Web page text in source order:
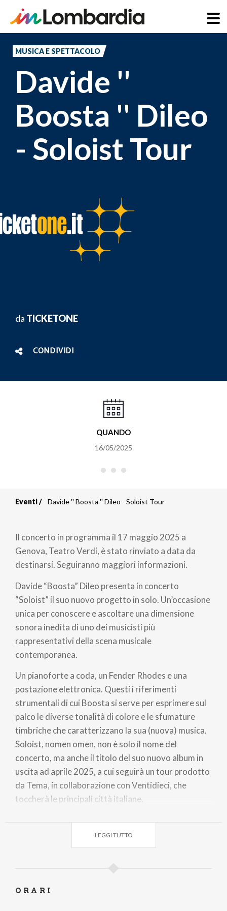
principale
MUSICA E SPETTACOLO
Davide ''
Boosta '' Dileo
- Soloist Tour
da TICKETONE
CONDIVIDI
QUANDO
16/05/2025
di
pane
Eventi Davide '' Boosta '' Dileo - Soloist Tour
Il concerto in programma il 17 maggio 2025 a
Genova, Teatro Verdi, è stato rinviato a data da
destinarsi. Seguiranno maggiori informazioni.
Davide “Boosta” Dileo presenta in concerto
“Soloist” il suo nuovo progetto in solo. Un’occasione
unica per conoscere e ascoltare una dimensione
sonora inedita di uno dei musicisti più
rappresentativi della scena musicale
contemporanea.
Un pianoforte a coda, un Fender Rhodes e una
postazione elettronica. Questi i riferimenti
strumentali di cui Boosta si serve per esprimere sul
palco le diverse tonalità di colore e le sfumature
timbriche che caratterizzano la sua (nuova) musica.
Soloist, nomen omen, non è solo il nome del
concerto, ma anche il titolo del suo nuovo album in
uscita ad aprile 2025, a cui seguirà un tour prodotto
da Tema, in collaborazione con Ventidieci, che
toccherà le principali città italiane.
Non un semplice concerto, né una semplice scaletta,
ma una narrazione musicale a cui è difficile rimanere
indifferenti, un’esperienza immersiva di
Boosta continua a spingersi oltre i confini dell’arte,
LEGGI TUTTO
ORARI